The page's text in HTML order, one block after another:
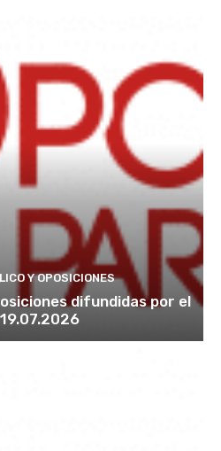
Y OPOSICIONES
difundidas por el
19.07.2026